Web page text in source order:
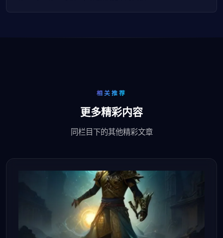
相关推荐
更多精彩内容
同栏目下的其他精彩文章